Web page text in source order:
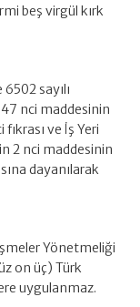
beş virgül kırk
sayılı
nci maddesinin
ve İş Yeri
2 nci maddesinin
dayanılarak
Yönetmeliği
on üç) Türk
uygulanmaz.